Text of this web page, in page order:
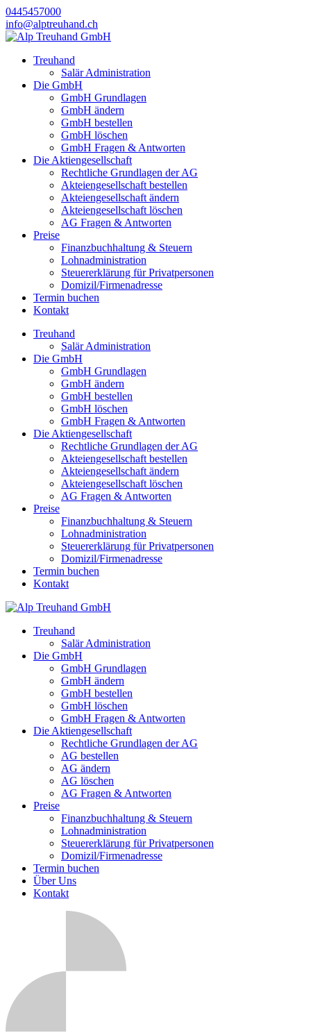
0445457000
info@alptreuhand.ch
Treuhand
Salär Administration
Die GmbH
GmbH Grundlagen
GmbH ändern
GmbH bestellen
GmbH löschen
GmbH Fragen & Antworten
Die Aktiengesellschaft
Rechtliche Grundlagen der AG
Akteiengesellschaft bestellen
Akteiengesellschaft ändern
Akteiengesellschaft löschen
AG Fragen & Antworten
Preise
Finanzbuchhaltung & Steuern
Lohnadministration
Steuererklärung für Privatpersonen
Domizil/Firmenadresse
Termin buchen
Kontakt
Treuhand
Salär Administration
Die GmbH
GmbH Grundlagen
GmbH ändern
GmbH bestellen
GmbH löschen
GmbH Fragen & Antworten
Die Aktiengesellschaft
Rechtliche Grundlagen der AG
Akteiengesellschaft bestellen
Akteiengesellschaft ändern
Akteiengesellschaft löschen
AG Fragen & Antworten
Preise
Finanzbuchhaltung & Steuern
Lohnadministration
Steuererklärung für Privatpersonen
Domizil/Firmenadresse
Termin buchen
Kontakt
Treuhand
Salär Administration
Die GmbH
GmbH Grundlagen
GmbH ändern
GmbH bestellen
GmbH löschen
GmbH Fragen & Antworten
Die Aktiengesellschaft
Rechtliche Grundlagen der AG
AG bestellen
AG ändern
AG löschen
AG Fragen & Antworten
Preise
Finanzbuchhaltung & Steuern
Lohnadministration
Steuererklärung für Privatpersonen
Domizil/Firmenadresse
Termin buchen
Über Uns
Kontakt